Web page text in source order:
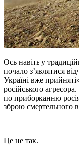
Ось навіть у
почало з’являтися
Україні вже
російського
по приборканню
зброю смертельного
Це не так.